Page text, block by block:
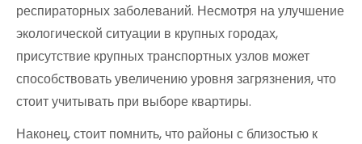
респираторных заболеваний. Несмотря на улучшение
экологической ситуации в крупных городах,
присутствие крупных транспортных узлов может
способствовать увеличению уровня загрязнения, что
стоит учитывать при выборе квартиры.
Наконец, стоит помнить, что районы с близостью к